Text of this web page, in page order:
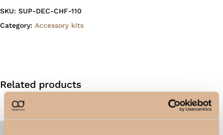
SKU: SUP-DEC-CHF-110
Category: Accessory kits
Related products